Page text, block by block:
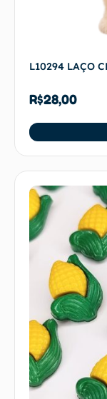
L10294 LAÇO
R$28,00